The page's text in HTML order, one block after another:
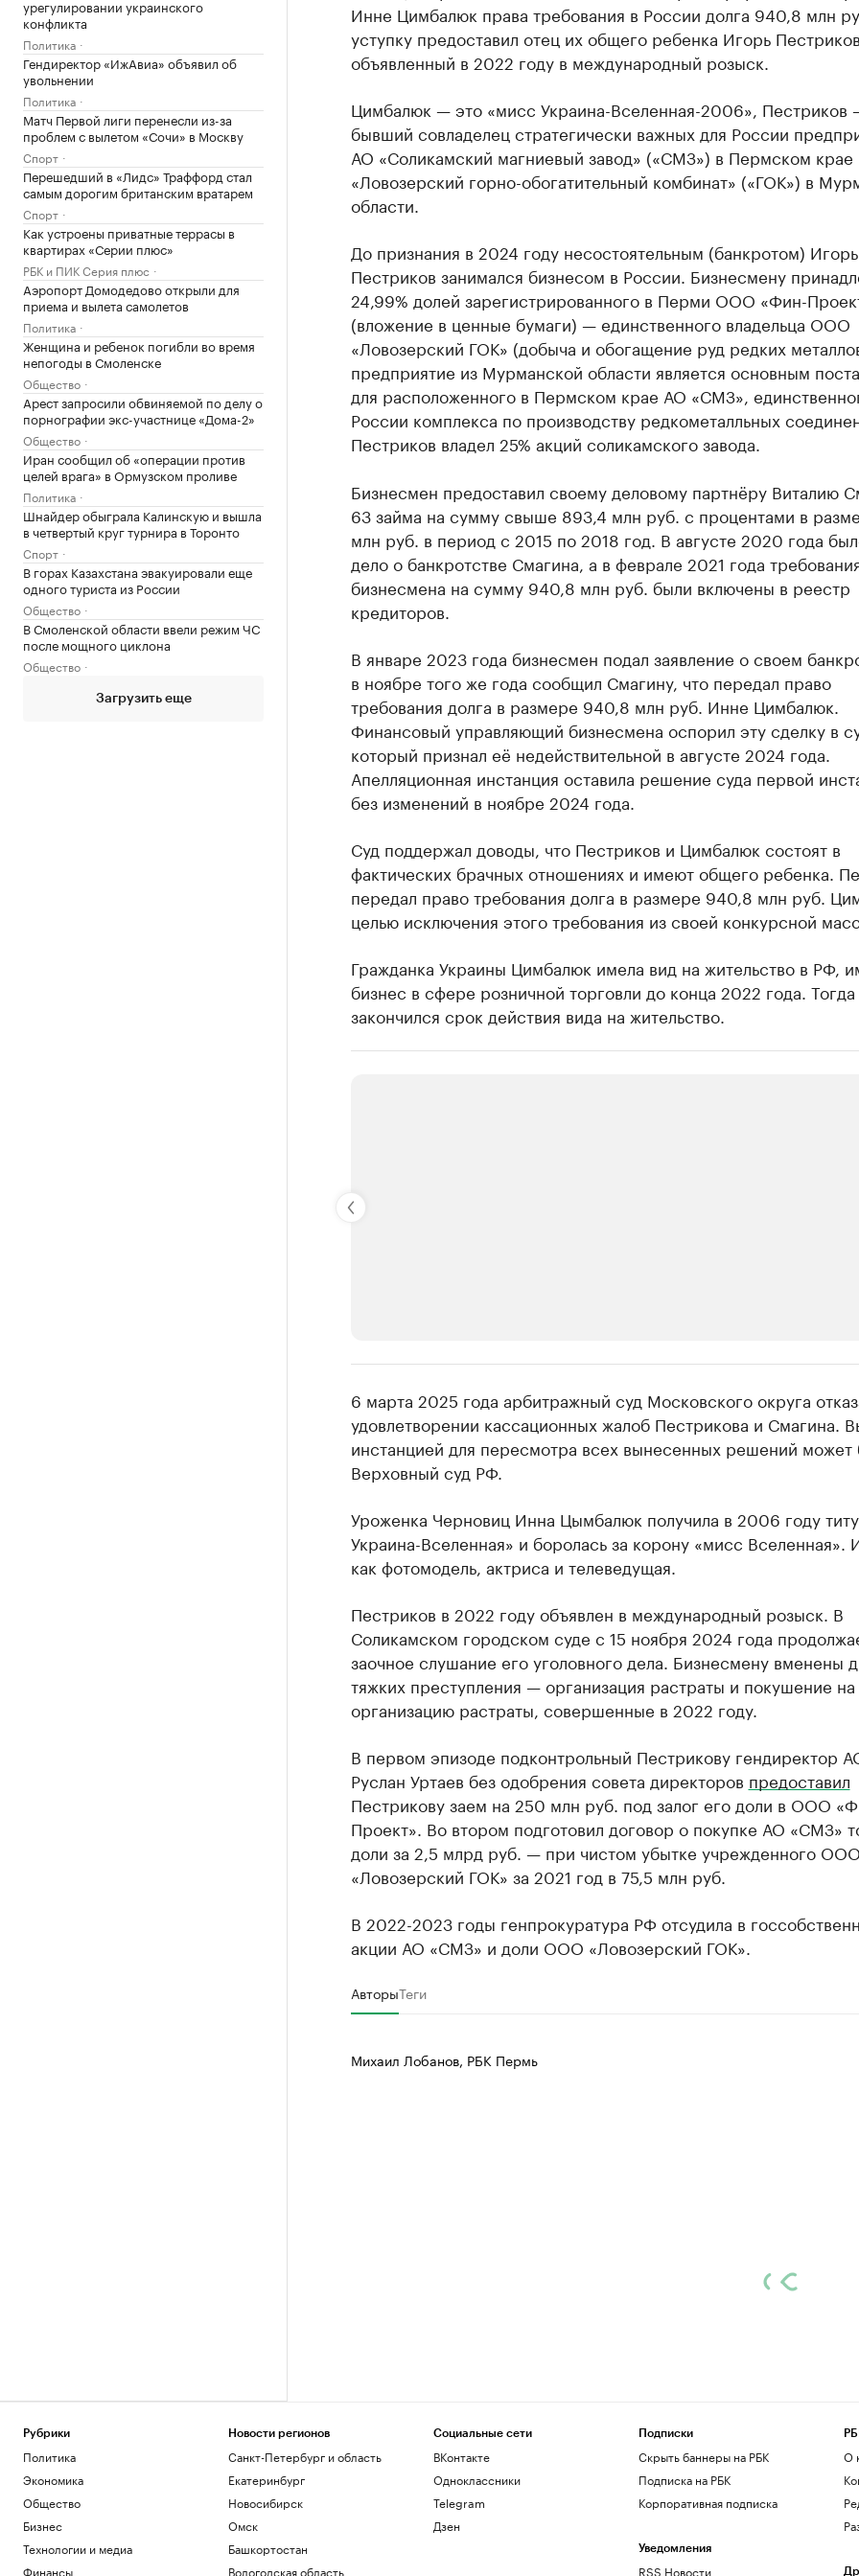
урегулировании украинского
конфликта
Политика
Гендиректор «ИжАвиа» объявил об
увольнении
Политика
Матч Первой лиги перенесли из-за
проблем с вылетом «Сочи» в Москву
Спорт
Перешедший в «Лидс» Траффорд стал
самым дорогим британским вратарем
Спорт
Как устроены приватные террасы в
квартирах «Серии плюс»
РБК и ПИК Серия плюс
Аэропорт Домодедово открыли для
приема и вылета самолетов
Политика
Женщина и ребенок погибли во время
непогоды в Смоленске
Общество
Арест запросили обвиняемой по делу о
порнографии экс-участнице «Дома-2»
Общество
Иран сообщил об «операции против
целей врага» в Ормузском проливе
Политика
Шнайдер обыграла Калинскую и вышла
в четвертый круг турнира в Торонто
Спорт
В горах Казахстана эвакуировали еще
одного туриста из России
Общество
В Смоленской области ввели режим ЧС
после мощного циклона
Общество
Загрузить еще
Инне Цимбалюк права требования в России долга 940,8 млн
уступку предоставил отец их общего ребенка Игорь Пестриков,
объявленный в 2022 году в международный розыск.
Цимбалюк — это «мисс Украина-Вселенная-2006», Пестриков
бывший совладелец стратегически важных для России
АО «Соликамский магниевый завод» («СМЗ») в Пермском
«Ловозерский горно-обогатительный комбинат» («ГОК») в
области.
До признания в 2024 году несостоятельным (банкротом) Игорь
Пестриков занимался бизнесом в России. Бизнесмену
24,99% долей зарегистрированного в Перми ООО «Фин-
(вложение в ценные бумаги) — единственного владельца ООО
«Ловозерский ГОК» (добыча и обогащение руд редких
предприятие из Мурманской области является основным
для расположенного в Пермском крае АО «СМЗ»,
России комплекса по производству редкометалльных
Пестриков владел 25% акций соликамского завода.
Бизнесмен предоставил своему деловому партнёру Виталию
63 займа на сумму свыше 893,4 млн руб. с процентами в
млн руб. в период с 2015 по 2018 год. В августе 2020 года
дело о банкротстве Смагина, а в феврале 2021 года
бизнесмена на сумму 940,8 млн руб. были включены в реестр
кредиторов.
В январе 2023 года бизнесмен подал заявление о своем
в ноябре того же года сообщил Смагину, что передал право
требования долга в размере 940,8 млн руб. Инне Цимбалюк.
Финансовый управляющий бизнесмена оспорил эту сделку в
который признал её недействительной в августе 2024 года.
Апелляционная инстанция оставила решение суда первой
без изменений в ноябре 2024 года.
Суд поддержал доводы, что Пестриков и Цимбалюк состоят в
фактических брачных отношениях и имеют общего ребенка.
передал право требования долга в размере 940,8 млн руб.
целью исключения этого требования из своей конкурсной
Гражданка Украины Цимбалюк имела вид на жительство в РФ,
бизнес в сфере розничной торговли до конца 2022 года. Тогда
закончился срок действия вида на жительство.
Крупные организации в нефтегазовой
Найдите и проверьте данные в каталоге
6 марта 2025 года арбитражный суд Московского округа
удовлетворении кассационных жалоб Пестрикова и Смагина.
инстанцией для пересмотра всех вынесенных решений может
Верховный суд РФ.
Уроженка Черновиц Инна Цымбалюк получила в 2006 году
Украина-Вселенная» и боролась за корону «мисс Вселенная».
как фотомодель, актриса и телеведущая.
Пестриков в 2022 году объявлен в международный розыск. В
Соликамском городском суде с 15 ноября 2024 года
заочное слушание его уголовного дела. Бизнесмену вменены
тяжких преступления — организация растраты и покушение на
организацию растраты, совершенные в 2022 году.
В первом эпизоде подконтрольный Пестрикову гендиректор
Руслан Уртаев без одобрения совета директоров предоставил
Пестрикову заем на 250 млн руб. под залог его доли в ООО
Проект». Во втором подготовил договор о покупке АО «СМЗ»
доли за 2,5 млрд руб. — при чистом убытке учрежденного ООО
«Ловозерский ГОК» за 2021 год в 75,5 млн руб.
В 2022-2023 годы генпрокуратура РФ отсудила в
акции АО «СМЗ» и доли ООО «Ловозерский ГОК».
АвторыТеги
Михаил Лобанов, РБК Пермь
Рубрики
Политика
Экономика
Общество
Бизнес
Технологии и медиа
Финансы
Новости регионов
Санкт-Петербург и область
Екатеринбург
Новосибирск
Омск
Башкортостан
Вологодская область
Социальные сети
ВКонтакте
Одноклассники
Telegram
Дзен
Подписки
Скрыть баннеры на РБК
Подписка на РБК
Корпоративная подписка
Уведомления
RSS Новости
О